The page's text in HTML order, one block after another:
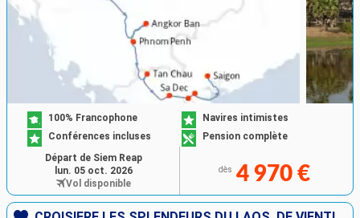
100% Francophone
Navires intimistes
Conférences incluses
Pension complète
dès 4 970 €
Départ de Siem Reap
lun. 05 oct. 2026
Vol disponible